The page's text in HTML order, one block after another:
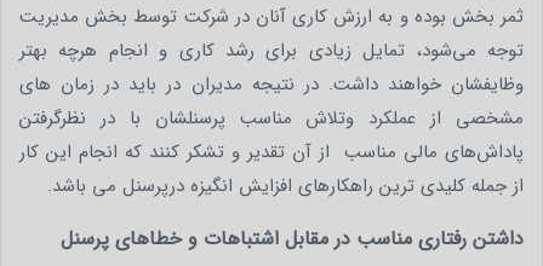
ثمر بخش بوده و به ارزش کاری آنان در شرکت توسط بخش مدیریت
توجه می‌شود، تمایل زیادی برای رشد کاری و انجام هرچه بهتر
وظایفشان خواهند داشت. در نتیجه مدیران در باید در زمان های
مشخصی از عملکرد وتلاش مناسب پرسنلشان با در نظرگرفتن
پاداش‌های مالی مناسب از آن تقدیر و تشکر کنند که انجام این کار
از جمله کلیدی ترین راهکارهای افزایش انگیزه درپرسنل می باشد.
داشتن رفتاری مناسب در مقابل اشتباهات و خطاهای پرسنل